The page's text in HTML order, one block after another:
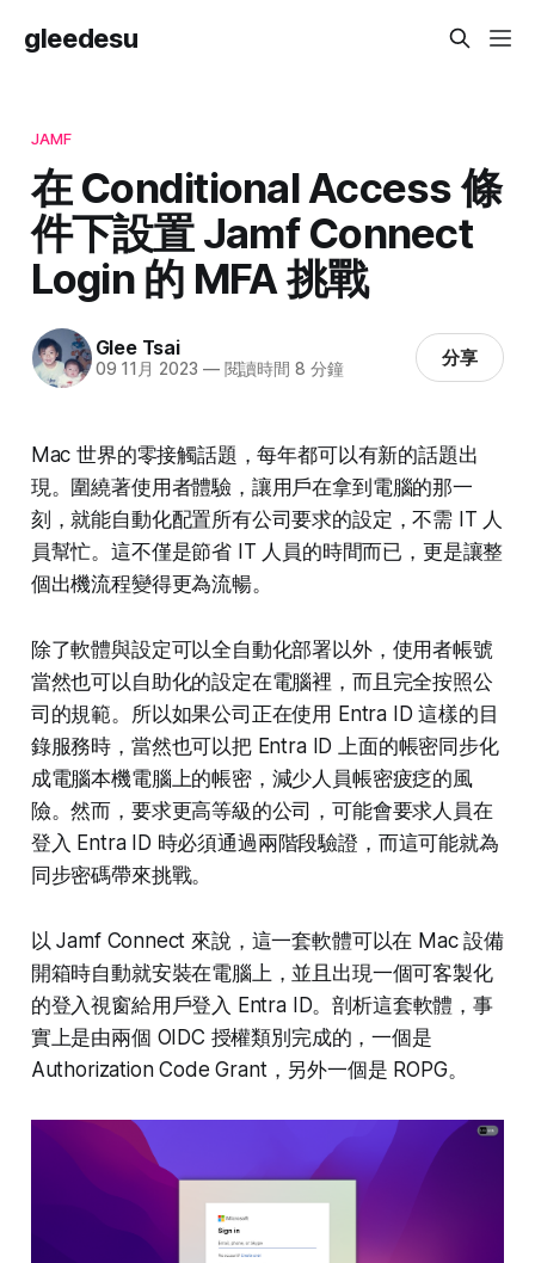
gleedesu
JAMF
在 Conditional Access 條
件下設置 Jamf Connect
Login 的 MFA 挑戰
Glee Tsai
09 11月 2023 —閱讀時間 8 分鐘 分享
Mac 世界的零接觸話題，每年都可以有新的話題出
現。圍繞著使用者體驗，讓用戶在拿到電腦的那一
刻，就能自動化配置所有公司要求的設定，不需 IT 人
員幫忙。這不僅是節省 IT 人員的時間而已，更是讓整
個出機流程變得更為流暢。
除了軟體與設定可以全自動化部署以外，使用者帳號
當然也可以自助化的設定在電腦裡，而且完全按照公
司的規範。所以如果公司正在使用 Entra ID 這樣的目
錄服務時，當然也可以把 Entra ID 上面的帳密同步化
成電腦本機電腦上的帳密，減少人員帳密疲疺的風
險。然而，要求更高等級的公司，可能會要求人員在
登入 Entra ID 時必須通過兩階段驗證，而這可能就為
同步密碼帶來挑戰。
以 Jamf Connect 來說，這一套軟體可以在 Mac 設備
開箱時自動就安裝在電腦上，並且出現一個可客製化
的登入視窗給用戶登入 Entra ID。剖析這套軟體，事
實上是由兩個 OIDC 授權類別完成的，一個是
Authorization Code Grant，另外一個是 ROPG。